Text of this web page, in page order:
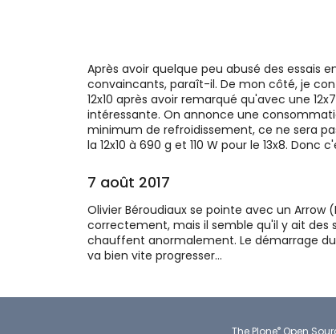
Après avoir quelque peu abusé des essais
convaincants, paraît-il. De mon côté, je
12x10 après avoir remarqué qu'avec une
intéressante. On annonce une
minimum de refroidissement, ce ne sera
la 12x10 à 690 g et 110 W pour le 13x8.
7 août 2017
Olivier Béroudiaux se pointe avec un Arrow
correctement, mais il semble qu'il y ait
chauffent anormalement. Le démarrage
va bien vite progresser...
®